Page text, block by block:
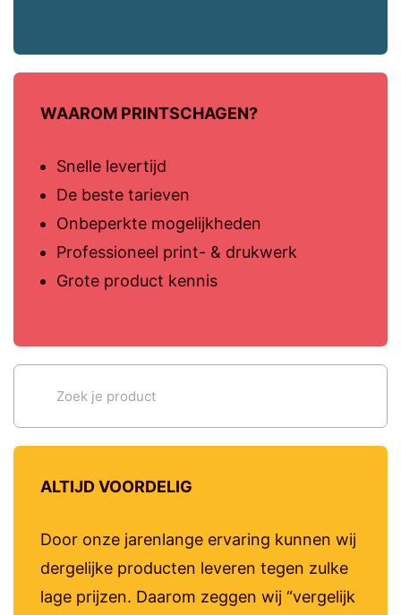
WAAROM PRINTSCHAGEN?
Snelle levertijd
De beste tarieven
Onbeperkte mogelijkheden
Professioneel print- & drukwerk
Grote product kennis
ALTIJD VOORDELIG
Door onze jarenlange ervaring kunnen wij
dergelijke producten leveren tegen zulke
lage prijzen. Daarom zeggen wij “vergelijk